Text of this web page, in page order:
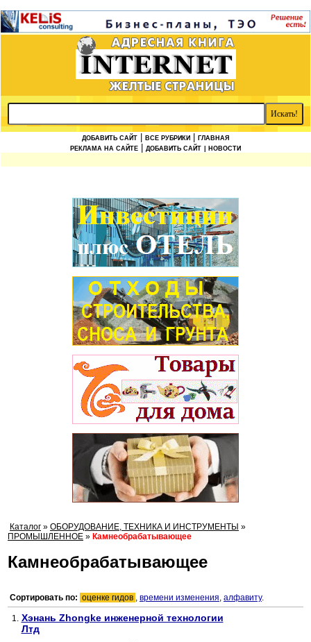
ДОБАВИТЬ САЙТ ВСЕ РУБРИКИ
ГЛАВНАЯ
РЕКЛАМА НА САЙТЕ
ДОБАВИТЬ САЙТ | НОВОСТИ
Каталог » ОБОРУДОВАНИЕ, ТЕХНИКА И ИНСТРУМЕНТЫ »
ПРОМЫШЛЕННОЕ » Камнеобрабатывающее
Камнеобрабатывающее
Сортировать по: оценке гидов , времени изменения, алфавиту.
1. Хэнань Zhongke инженерной технологии
Лтд